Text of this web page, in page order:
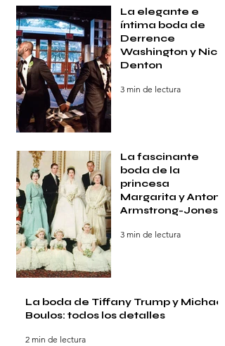
La elegante e
íntima boda de
Derrence
Washington y Nick
Denton
3 min de lectura
La fascinante
boda de la
princesa
Margarita y Antony
Armstrong-Jones
3 min de lectura
La boda de Tiffany Trump y Michael
Boulos: todos los detalles
2 min de lectura